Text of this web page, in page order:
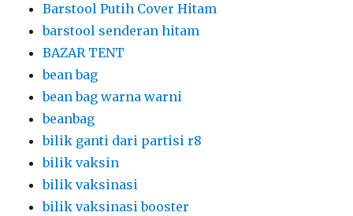
Barstool Putih Cover Hitam
barstool senderan hitam
BAZAR TENT
bean bag
bean bag warna warni
beanbag
bilik ganti dari partisi r8
bilik vaksin
bilik vaksinasi
bilik vaksinasi booster